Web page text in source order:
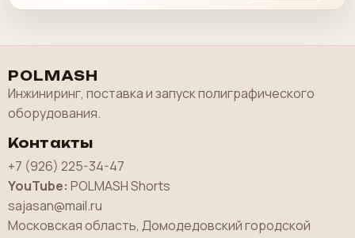
POLMASH
Инжиниринг, поставка и запуск полиграфического
оборудования.
Контакты
+7 (926) 225-34-47
YouTube: POLMASH Shorts
sajasan@mail.ru
Московская область, Домодедовский городской